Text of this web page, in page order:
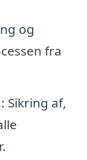
og
fra
Sikring af,